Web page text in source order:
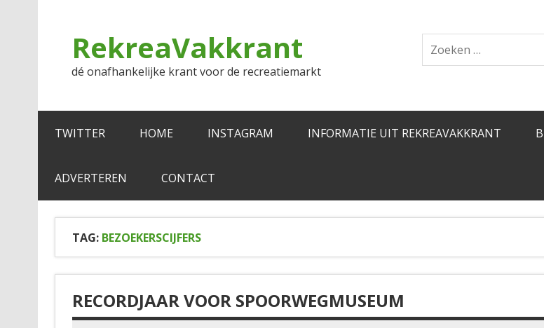
RekreaVakkrant
dé onafhankelijke krant voor de recreatiemarkt
TWITTER HOME INSTAGRAM INFORMATIE UIT REKREAVAKKRANT
ADVERTEREN CONTACT
TAG: BEZOEKERSCIJFERS
RECORDJAAR VOOR SPOORWEGMUSEUM